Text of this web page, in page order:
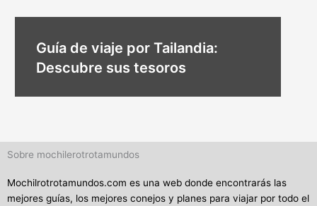
Guía de viaje por Tailandia:
Descubre sus tesoros
Sobre mochilerotrotamundos
Mochilrotrotamundos.com es una web donde encontrarás las
mejores guías, los mejores conejos y planes para viajar por todo el